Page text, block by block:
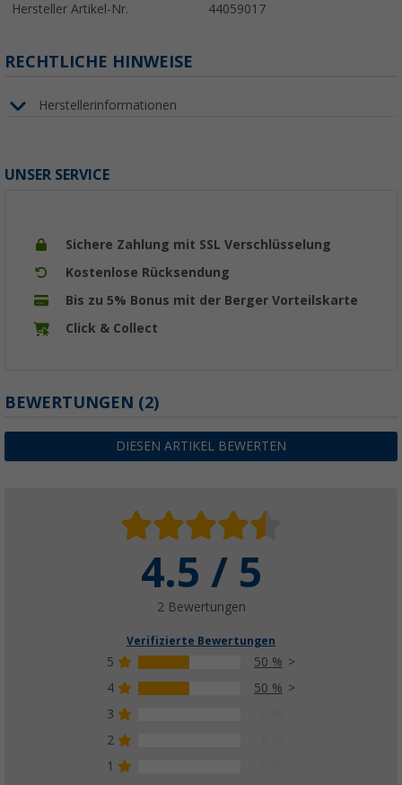
Hersteller Artikel-Nr. 44059017
RECHTLICHE HINWEISE
Herstellerinformationen
UNSER SERVICE
Sichere Zahlung mit SSL Verschlüsselung
Kostenlose Rücksendung
Bis zu 5% Bonus mit der Berger Vorteilskarte
Click & Collect
BEWERTUNGEN (2)
DIESEN ARTIKEL BEWERTEN
4.5 / 5
2 Bewertungen
Verifizierte Bewertungen
5
50 %
4
50 %
3
2
1